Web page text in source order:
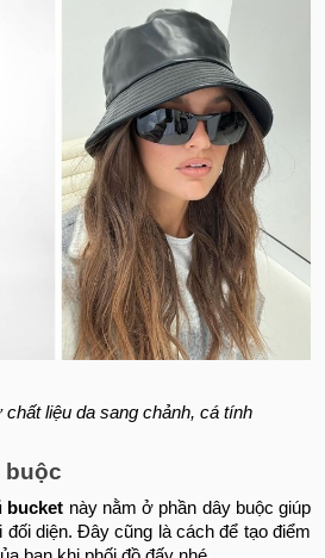
liệu da sang chảnh, cá tính
buộc
bucket này nằm ở phần dây buộc giúp
diện. Đây cũng là cách để tạo điểm